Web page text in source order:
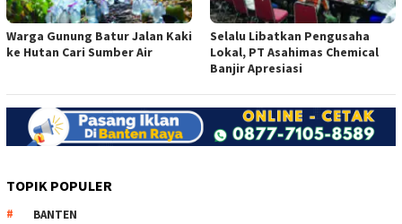
Warga Gunung Batur Jalan Kaki
ke Hutan Cari Sumber Air
Selalu Libatkan Pengusaha
Lokal, PT Asahimas Chemical
Banjir Apresiasi
TOPIK POPULER
BANTEN